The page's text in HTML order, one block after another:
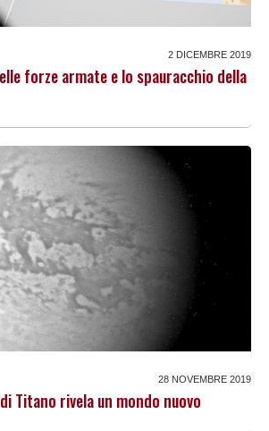
2 DICEMBRE 2019
forze armate e lo spauracchio della
28 NOVEMBRE 2019
Titano rivela un mondo nuovo